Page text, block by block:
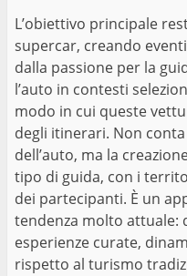
L’obiettivo principale
supercar, creando
dalla passione per la
l’auto in contesti
modo in cui queste
degli itinerari. Non
dell’auto, ma la
tipo di guida, con i
dei partecipanti. È un
tendenza molto attuale:
esperienze curate,
rispetto al turismo